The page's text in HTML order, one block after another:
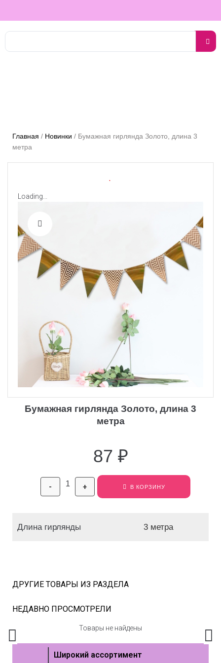
Главная / Новинки / Бумажная гирлянда Золото, длина 3
метра
Loading...
Бумажная гирлянда Золото, длина 3
метра
87 ₽
- + В КОРЗИНУ
Длина гирлянды 3 метра
ДРУГИЕ ТОВАРЫ ИЗ РАЗДЕЛА
НЕДАВНО ПРОСМОТРЕЛИ
Товары не найдены
Широкий ассортимент